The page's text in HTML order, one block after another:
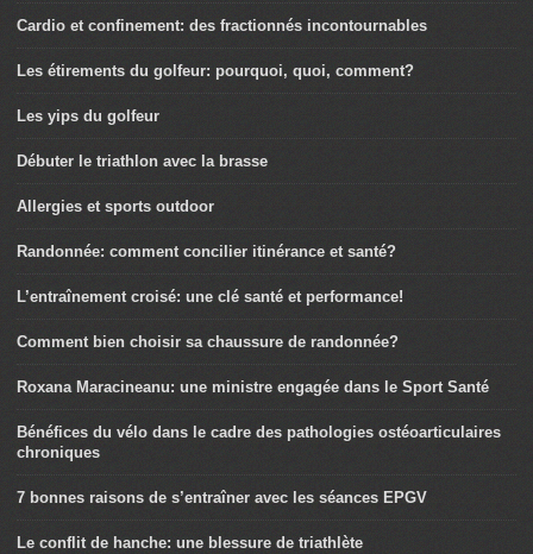
Cardio et confinement: des fractionnés incontournables
Les étirements du golfeur: pourquoi, quoi, comment?
Les yips du golfeur
Débuter le triathlon avec la brasse
Allergies et sports outdoor
Randonnée: comment concilier itinérance et santé?
L’entraînement croisé: une clé santé et performance!
Comment bien choisir sa chaussure de randonnée?
Roxana Maracineanu: une ministre engagée dans le Sport Santé
Bénéfices du vélo dans le cadre des pathologies ostéoarticulaires
chroniques
7 bonnes raisons de s’entraîner avec les séances EPGV
Le conflit de hanche: une blessure de triathlète